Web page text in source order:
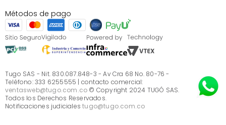
S.A.S
Términos, condiciones y restricciones Tugó S.A.S
Instructivo cuidado de muebles
Sé parte de Tugó
¿Quiénes somos?
Servicio al cliente
¿Quieres vender en Tugó?
Métodos de pago
Tugo SAS - Nit. 830.087.848-3 - Av Cra 68 No. 80-76 -
Teléfono: 333 6255555 | contacto comercial:
ventasweb@tugo.com.co © Copyright 2024 TUGÓ SAS.
Todos los Derechos Reservados.
Notificaciones judicialestugo@tugo.com.co